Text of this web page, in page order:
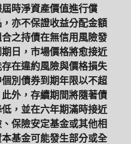
時淨資產價值進行償
亦不保證收益分配金額
之持債在無信用風險發
日，市場價格將愈接近
在違約風險與價格損失
別債券到期年限以不超
外，存續期間將隨著債
，並在六年期滿時接近
保險安定基金或其他相
基金可能發生部分或全